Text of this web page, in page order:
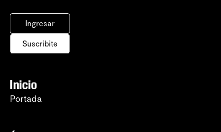
Ingresar
Suscribite
Inicio
Portada